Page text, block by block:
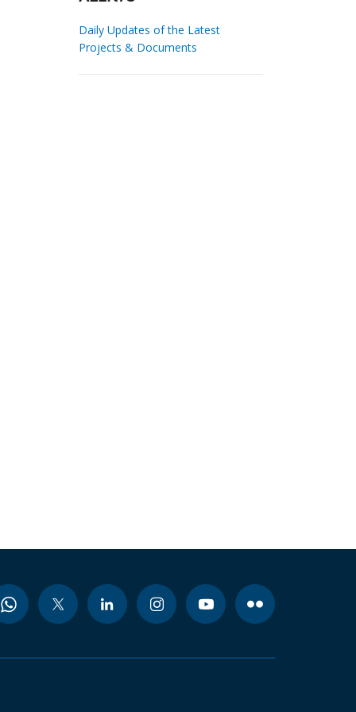
Daily Updates of the Latest
Projects & Documents